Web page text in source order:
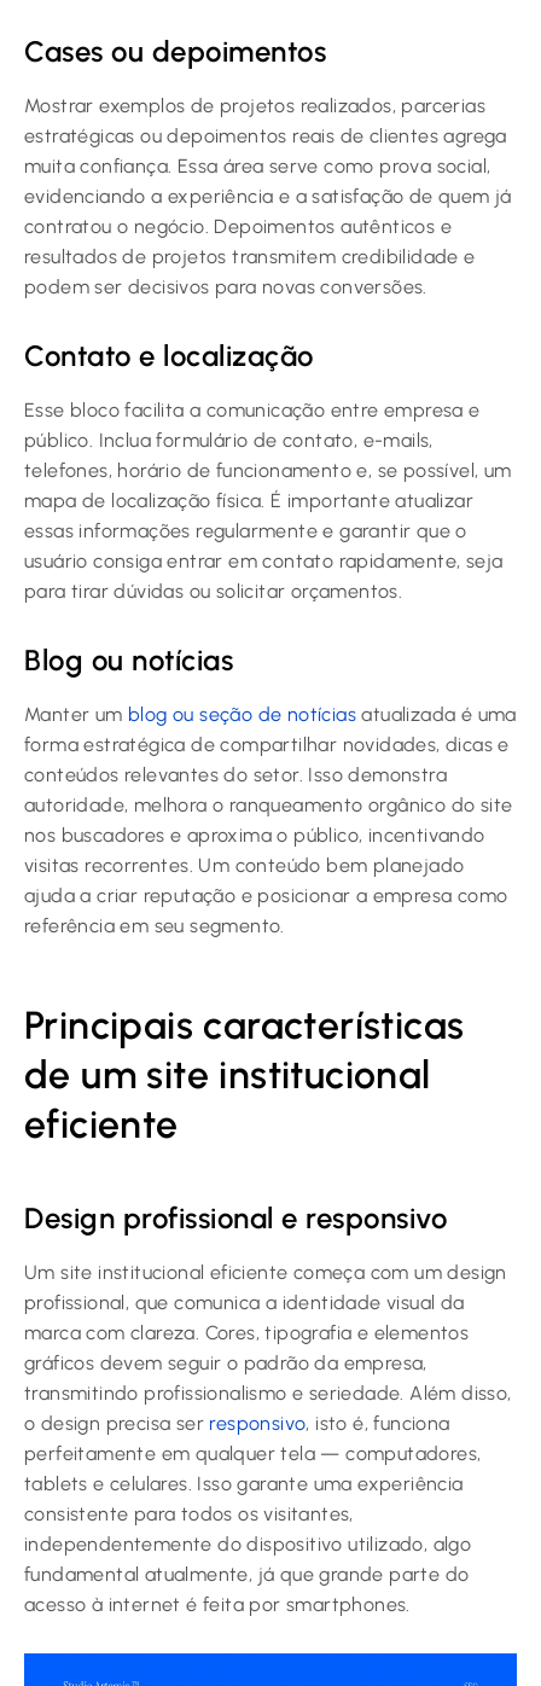
Cases ou depoimentos
Mostrar exemplos de projetos realizados, parcerias
estratégicas ou depoimentos reais de clientes agrega
muita confiança. Essa área serve como prova social,
evidenciando a experiência e a satisfação de quem já
contratou o negócio. Depoimentos autênticos e
resultados de projetos transmitem credibilidade e
podem ser decisivos para novas conversões.
Contato e localização
Esse bloco facilita a comunicação entre empresa e
público. Inclua formulário de contato, e-mails,
telefones, horário de funcionamento e, se possível, um
mapa de localização física. É importante atualizar
essas informações regularmente e garantir que o
usuário consiga entrar em contato rapidamente, seja
para tirar dúvidas ou solicitar orçamentos.
Blog ou notícias
Manter um blog ou seção de notícias atualizada é uma
forma estratégica de compartilhar novidades, dicas e
conteúdos relevantes do setor. Isso demonstra
autoridade, melhora o ranqueamento orgânico do site
nos buscadores e aproxima o público, incentivando
visitas recorrentes. Um conteúdo bem planejado
ajuda a criar reputação e posicionar a empresa como
referência em seu segmento.
Principais características
de um site institucional
eficiente
Design profissional e responsivo
Um site institucional eficiente começa com um design
profissional, que comunica a identidade visual da
marca com clareza. Cores, tipografia e elementos
gráficos devem seguir o padrão da empresa,
transmitindo profissionalismo e seriedade. Além disso,
o design precisa ser responsivo, isto é, funciona
perfeitamente em qualquer tela — computadores,
tablets e celulares. Isso garante uma experiência
consistente para todos os visitantes,
independentemente do dispositivo utilizado, algo
fundamental atualmente, já que grande parte do
acesso à internet é feita por smartphones.